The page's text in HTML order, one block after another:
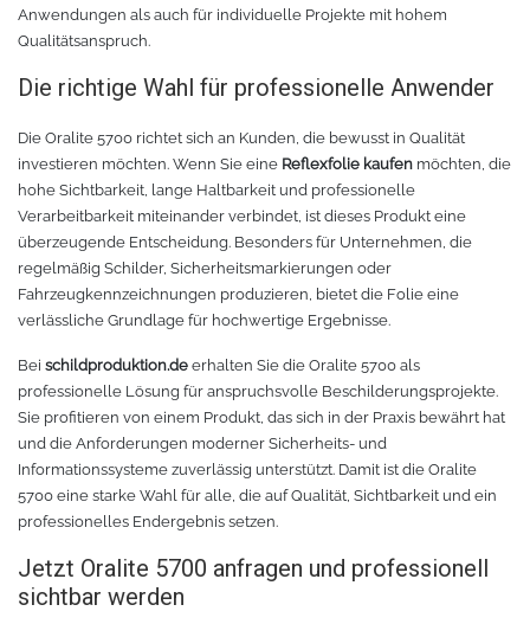
Anwendungen als auch für individuelle Projekte mit hohem
Qualitätsanspruch.
Die richtige Wahl für professionelle Anwender
Die Oralite 5700 richtet sich an Kunden, die bewusst in Qualität
investieren möchten. Wenn Sie eine Reflexfolie kaufen möchten, die
hohe Sichtbarkeit, lange Haltbarkeit und professionelle
Verarbeitbarkeit miteinander verbindet, ist dieses Produkt eine
überzeugende Entscheidung. Besonders für Unternehmen, die
regelmäßig Schilder, Sicherheitsmarkierungen oder
Fahrzeugkennzeichnungen produzieren, bietet die Folie eine
verlässliche Grundlage für hochwertige Ergebnisse.
Bei schildproduktion.de erhalten Sie die Oralite 5700 als
professionelle Lösung für anspruchsvolle Beschilderungsprojekte.
Sie profitieren von einem Produkt, das sich in der Praxis bewährt hat
und die Anforderungen moderner Sicherheits- und
Informationssysteme zuverlässig unterstützt. Damit ist die Oralite
5700 eine starke Wahl für alle, die auf Qualität, Sichtbarkeit und ein
professionelles Endergebnis setzen.
Jetzt Oralite 5700 anfragen und professionell
sichtbar werden